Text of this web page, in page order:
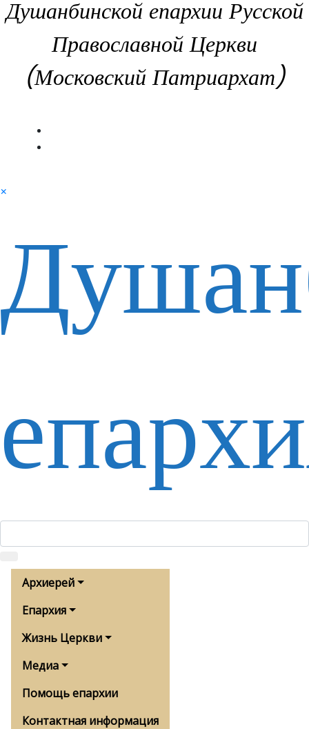
Душанбинской епархии Русской
Православной Церкви
(Московский Патриархат)
×
Архиерей
Епархия
Жизнь Церкви
Медиа
Помощь епархии
Контактная информация